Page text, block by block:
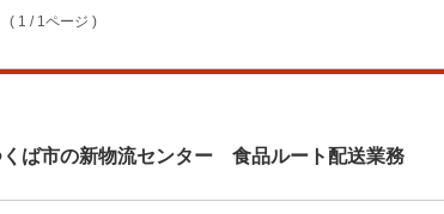
( 1 / 1ページ )
くば市の新物流センター 食品ルート配送業務